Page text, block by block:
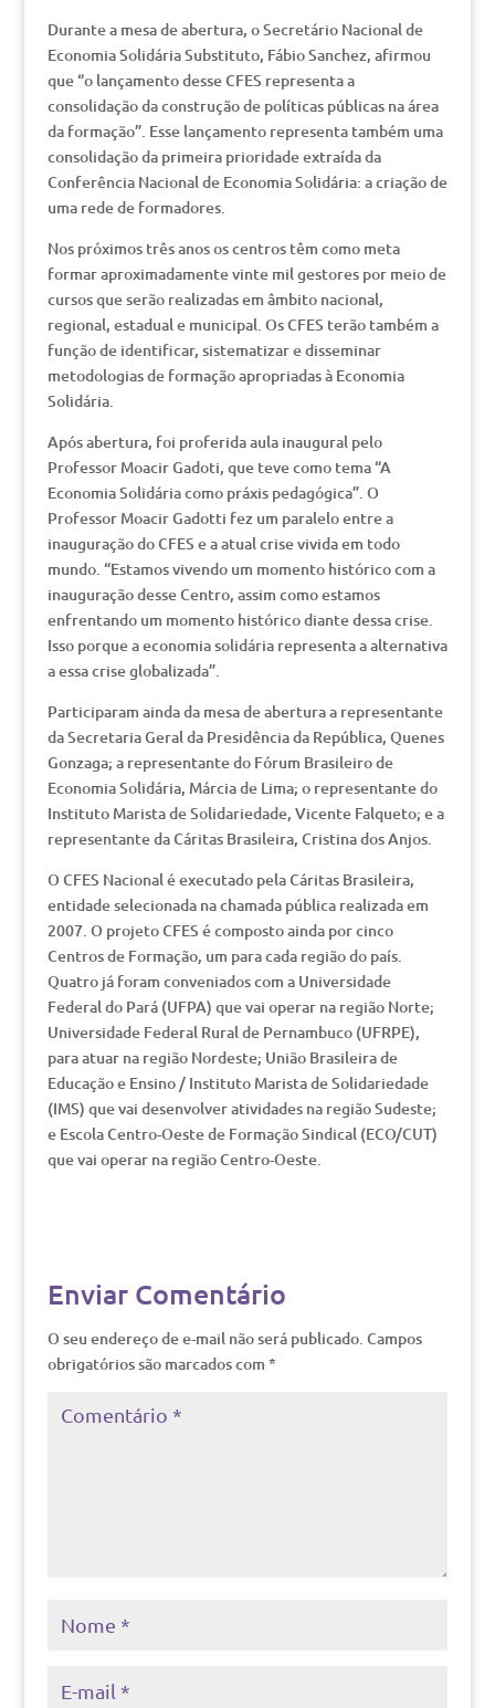
Durante a mesa de abertura, o Secretário Nacional de
Economia Solidária Substituto, Fábio Sanchez, afirmou
que “o lançamento desse CFES representa a
consolidação da construção de políticas públicas na área
da formação”. Esse lançamento representa também uma
consolidação da primeira prioridade extraída da
Conferência Nacional de Economia Solidária: a criação de
uma rede de formadores.
Nos próximos três anos os centros têm como meta
formar aproximadamente vinte mil gestores por meio de
cursos que serão realizadas em âmbito nacional,
regional, estadual e municipal. Os CFES terão também a
função de identificar, sistematizar e disseminar
metodologias de formação apropriadas à Economia
Solidária.
Após abertura, foi proferida aula inaugural pelo
Professor Moacir Gadoti, que teve como tema “A
Economia Solidária como práxis pedagógica”. O
Professor Moacir Gadotti fez um paralelo entre a
inauguração do CFES e a atual crise vivida em todo
mundo. “Estamos vivendo um momento histórico com a
inauguração desse Centro, assim como estamos
enfrentando um momento histórico diante dessa crise.
Isso porque a economia solidária representa a alternativa
a essa crise globalizada”.
Participaram ainda da mesa de abertura a representante
da Secretaria Geral da Presidência da República, Quenes
Gonzaga; a representante do Fórum Brasileiro de
Economia Solidária, Márcia de Lima; o representante do
Instituto Marista de Solidariedade, Vicente Falqueto; e a
representante da Cáritas Brasileira, Cristina dos Anjos.
O CFES Nacional é executado pela Cáritas Brasileira,
entidade selecionada na chamada pública realizada em
2007. O projeto CFES é composto ainda por cinco
Centros de Formação, um para cada região do país.
Quatro já foram conveniados com a Universidade
Federal do Pará (UFPA) que vai operar na região Norte;
Universidade Federal Rural de Pernambuco (UFRPE),
para atuar na região Nordeste; União Brasileira de
Educação e Ensino / Instituto Marista de Solidariedade
(IMS) que vai desenvolver atividades na região Sudeste;
e Escola Centro-Oeste de Formação Sindical (ECO/CUT)
que vai operar na região Centro-Oeste.
Enviar Comentário
O seu endereço de e-mail não será publicado. Campos
obrigatórios são marcados com *